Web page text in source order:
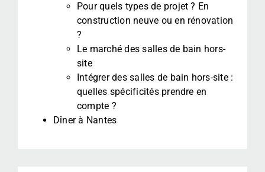
Pour quels types de projet ? En
construction neuve ou en rénovation
?
Le marché des salles de bain hors-
site
Intégrer des salles de bain hors-site :
quelles spécificités prendre en
compte ?
Dîner à Nantes